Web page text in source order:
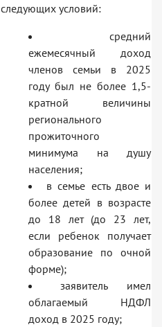
следующих условий:
средний
ежемесячный доход
членов семьи в 2025
году был не более 1,5-
кратной величины
регионального
прожиточного
минимума на душу
населения;
в семье есть двое и
более детей в возрасте
до 18 лет (до 23 лет,
если ребенок получает
образование по очной
форме);
заявитель имел
облагаемый НДФЛ
доход в 2025 году;